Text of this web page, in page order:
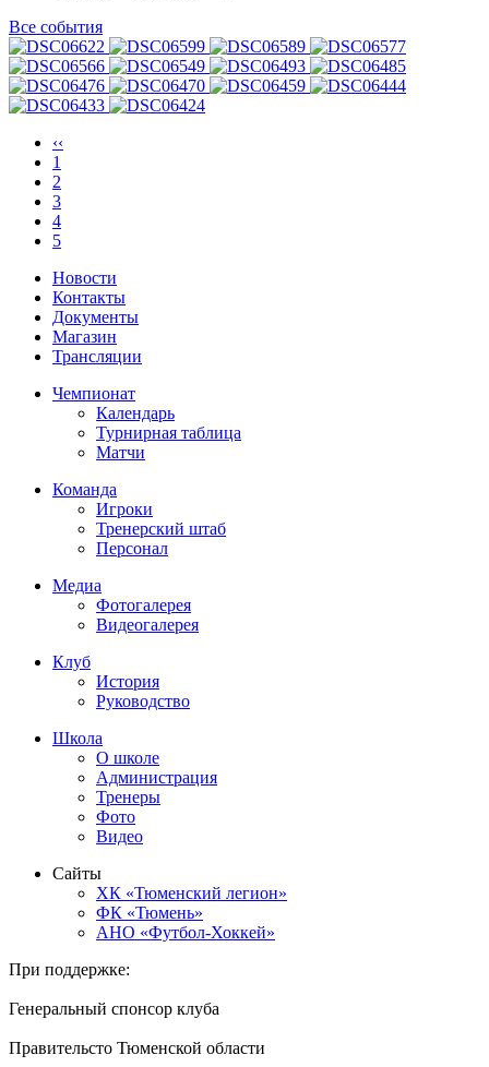
Все события
‹‹
1
2
3
4
5
Новости
Контакты
Документы
Магазин
Трансляции
Чемпионат
Календарь
Турнирная таблица
Матчи
Команда
Игроки
Тренерский штаб
Персонал
Медиа
Фотогалерея
Видеогалерея
Клуб
История
Руководство
Школа
О школе
Администрация
Тренеры
Фото
Видео
Сайты
ХК «Тюменский легион»
ФК «Тюмень»
АНО «Футбол-Хоккей»
При поддержке:
Генеральный спонсор клуба
Правительсто Тюменской области